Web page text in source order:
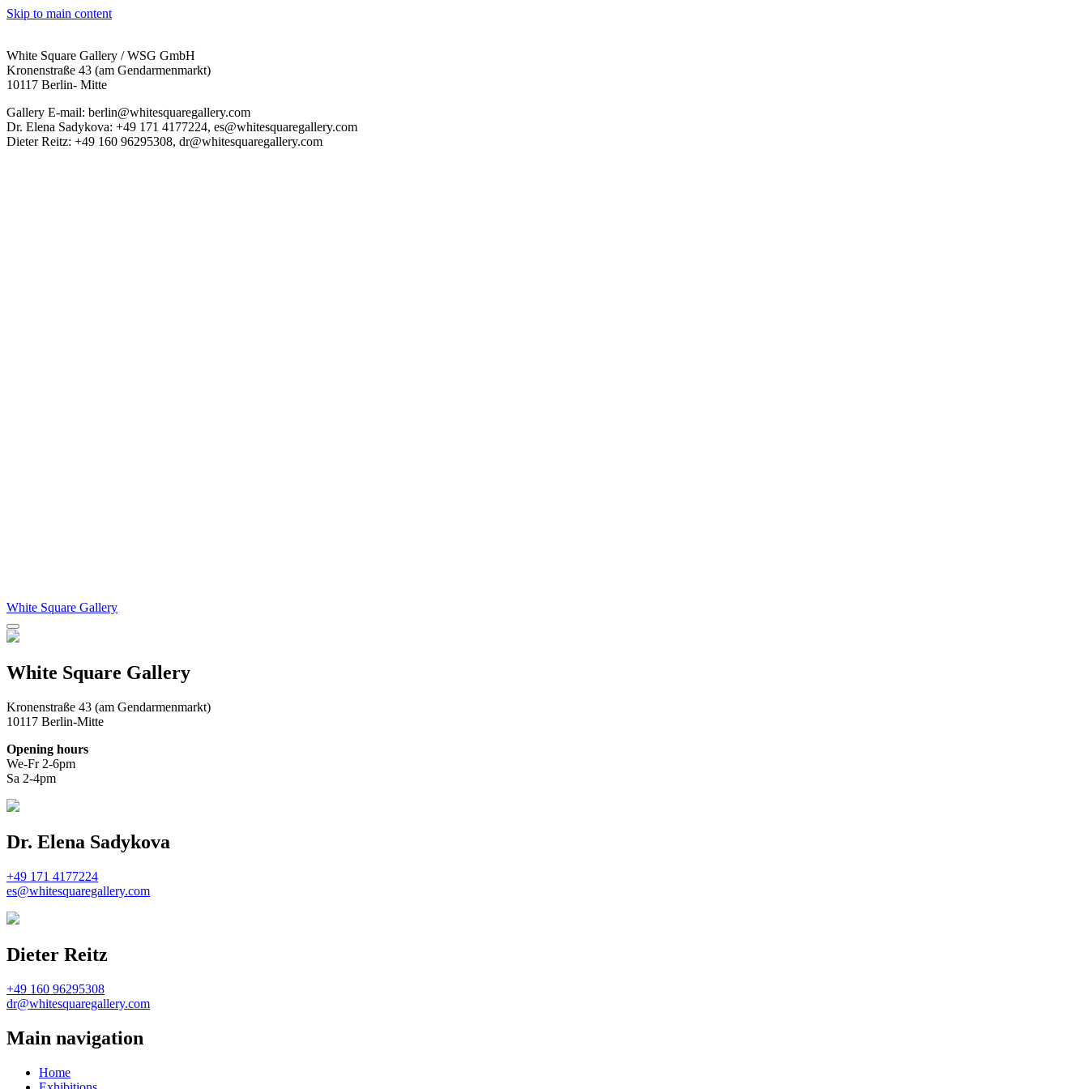
Skip to main content
White Square Gallery / WSG GmbH
Kronenstraße 43 (am Gendarmenmarkt)
10117 Berlin- Mitte
Gallery E-mail: berlin@whitesquaregallery.com
Dr. Elena Sadykova: +49 171 4177224, es@whitesquaregallery.com
Dieter Reitz: +49 160 96295308, dr@whitesquaregallery.com
White Square Gallery
White Square Gallery
Kronenstraße 43 (am Gendarmenmarkt)
10117 Berlin-Mitte
Opening hours
We-Fr 2-6pm
Sa 2-4pm
Dr. Elena Sadykova
+49 171 4177224
es@whitesquaregallery.com
Dieter Reitz
+49 160 96295308
dr@whitesquaregallery.com
Main navigation
Home